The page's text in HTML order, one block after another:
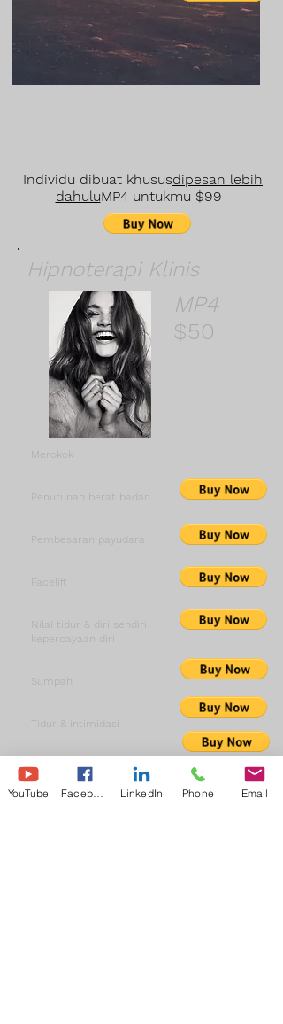
Individu dibuat khususdipesan lebih
dahuluMP4 untukmu $99
Hipnoterapi Klinis
MP4
$50
Merokok
Penurunan berat badan
Pembesaran payudara
Facelift
Nilai tidur & diri sendiri
kepercayaan diri
Sumpah
Tidur & intimidasi
Berjudi
YouTube LinkedIn Phone Email